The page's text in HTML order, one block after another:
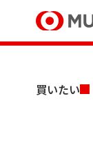
買いたい
売りたい